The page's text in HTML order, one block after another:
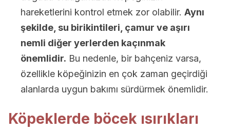
hareketlerini kontrol etmek zor olabilir. Aynı
şekilde, su birikintileri, çamur ve aşırı
nemli diğer yerlerden kaçınmak
önemlidir. Bu nedenle, bir bahçeniz varsa,
özellikle köpeğinizin en çok zaman geçirdiği
alanlarda uygun bakımı sürdürmek önemlidir.
Köpeklerde böcek ısırıkları